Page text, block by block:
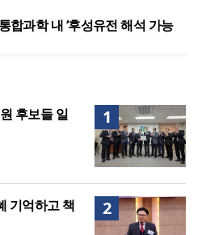
합과학 내 ‘후성유전 해석 가능
원대, ACSI 국제 기독교사 자
의 은혜 기억하고 책임 감당해야”
1
후보들 일
2
기억하고 책